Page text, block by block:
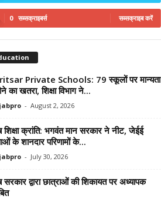
0 सब्सक्राइबर्स सब्सक्राइब करें
Private Schools: 79 स्कूलों पर मान्यता
का खतरा, शिक्षा विभाग ने...
- August 2, 2026
शिक्षा क्रांति: भगवंत मान सरकार ने नीट, जेईई
के शानदार परिणामों के...
- July 30, 2026
सरकार द्वारा छात्राओं की शिकायत पर अध्यापक